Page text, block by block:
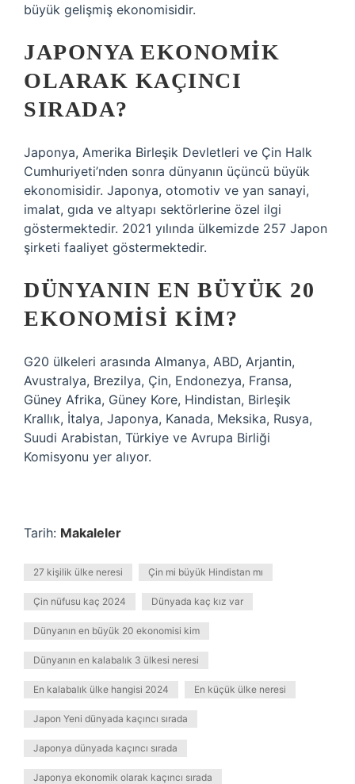
büyük gelişmiş ekonomisidir.
JAPONYA EKONOMIK
OLARAK KAÇINCI
SIRADA?
Japonya, Amerika Birleşik Devletleri ve Çin Halk
Cumhuriyeti’nden sonra dünyanın üçüncü büyük
ekonomisidir. Japonya, otomotiv ve yan sanayi,
imalat, gıda ve altyapı sektörlerine özel ilgi
göstermektedir. 2021 yılında ülkemizde 257 Japon
şirketi faaliyet göstermektedir.
DÜNYANIN EN BÜYÜK 20
EKONOMISI KIM?
G20 ülkeleri arasında Almanya, ABD, Arjantin,
Avustralya, Brezilya, Çin, Endonezya, Fransa,
Güney Afrika, Güney Kore, Hindistan, Birleşik
Krallık, İtalya, Japonya, Kanada, Meksika, Rusya,
Suudi Arabistan, Türkiye ve Avrupa Birliği
Komisyonu yer alıyor.
Tarih: Makaleler
27 kişilik ülke neresi Çin mi büyük Hindistan mı
Çin nüfusu kaç 2024 Dünyada kaç kız var
Dünyanın en büyük 20 ekonomisi kim
Dünyanın en kalabalık 3 ülkesi neresi
En kalabalık ülke hangisi 2024 En küçük ülke neresi
Japon Yeni dünyada kaçıncı sırada
Japonya dünyada kaçıncı sırada
Japonya ekonomik olarak kaçıncı sırada